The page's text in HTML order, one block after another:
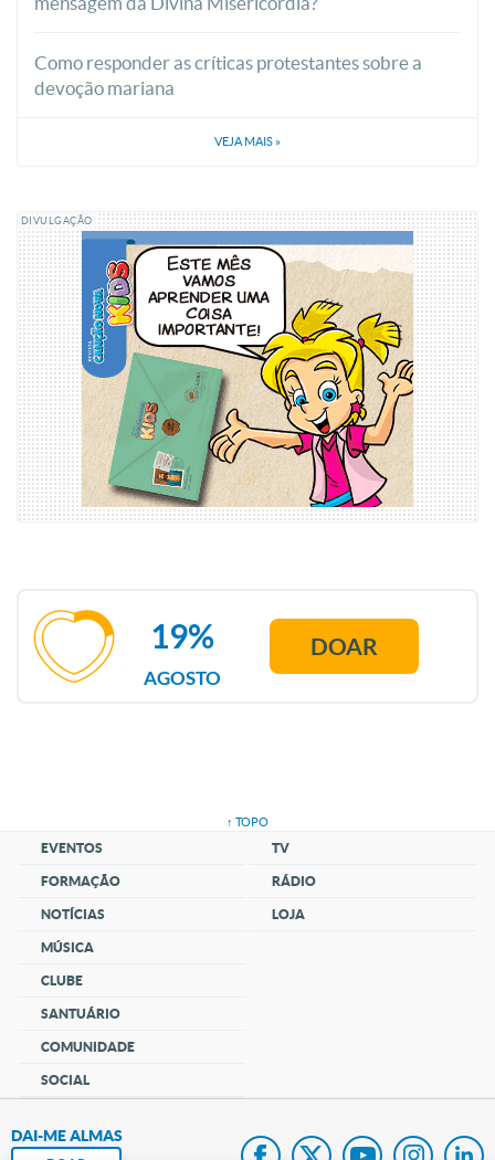
Como responder as críticas protestantes sobre a
devoção mariana
VEJA MAIS »
DIVULGAÇÃO
AGOSTO
19% DOAR
↑ TOPO
EVENTOS
FORMAÇÃO
NOTÍCIAS
MÚSICA
CLUBE
SANTUÁRIO
COMUNIDADE
SOCIAL
TV
RÁDIO
LOJA
DAI-ME ALMAS